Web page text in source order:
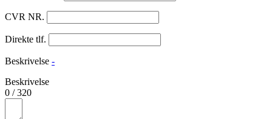
CVR NR.
Direkte tlf.
Beskrivelse -
Beskrivelse
0 /320